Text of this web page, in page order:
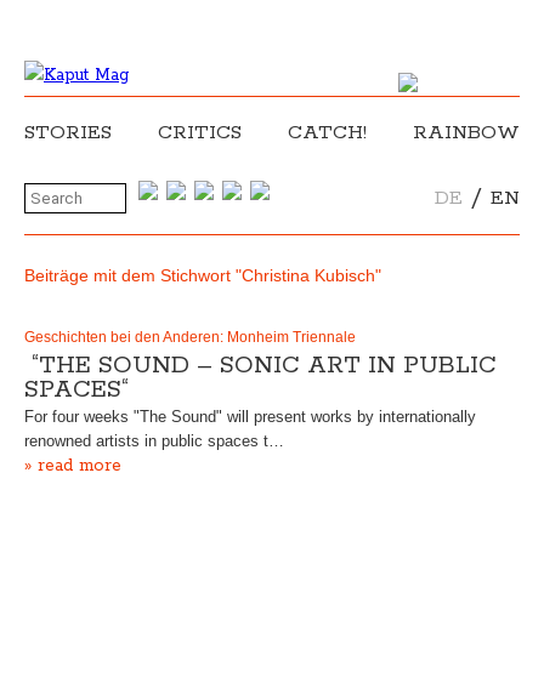
STORIES CRITICS CATCH! RAINBOW
DE / EN
Beiträge mit dem Stichwort "Christina Kubisch"
Geschichten bei den Anderen: Monheim Triennale
“THE SOUND – SONIC ART IN PUBLIC
SPACES“
For four weeks "The Sound" will present works by internationally
renowned artists in public spaces t…
» read more